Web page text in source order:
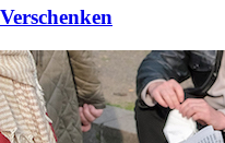
Verschenken